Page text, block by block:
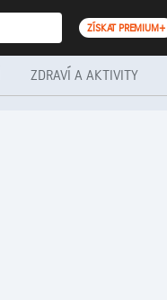
ZÍSKAT PREMIUM+
ZDRAVÍ A AKTIVITY